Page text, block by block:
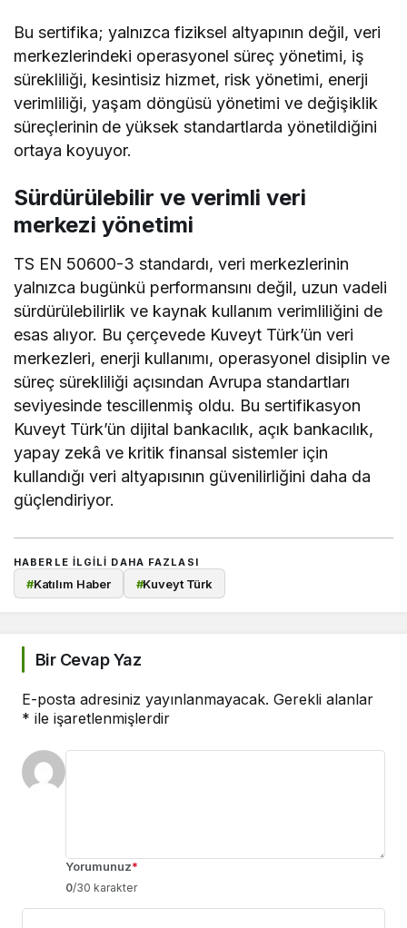
Bu sertifika; yalnızca fiziksel altyapının değil, veri
merkezlerindeki operasyonel süreç yönetimi, iş
sürekliliği, kesintisiz hizmet, risk yönetimi, enerji
verimliliği, yaşam döngüsü yönetimi ve değişiklik
süreçlerinin de yüksek standartlarda yönetildiğini
ortaya koyuyor.
Sürdürülebilir ve verimli veri
merkezi yönetimi
TS EN 50600-3 standardı, veri merkezlerinin
yalnızca bugünkü performansını değil, uzun vadeli
sürdürülebilirlik ve kaynak kullanım verimliliğini de
esas alıyor. Bu çerçevede Kuveyt Türk’ün veri
merkezleri, enerji kullanımı, operasyonel disiplin ve
süreç sürekliliği açısından Avrupa standartları
seviyesinde tescillenmiş oldu. Bu sertifikasyon
Kuveyt Türk’ün dijital bankacılık, açık bankacılık,
yapay zekâ ve kritik finansal sistemler için
kullandığı veri altyapısının güvenilirliğini daha da
güçlendiriyor.
HABERLE ILGILI DAHA FAZLASI
#Katılım Haber #Kuveyt Türk
Bir Cevap Yaz
E-posta adresiniz yayınlanmayacak. Gerekli alanlar
* ile işaretlenmişlerdir
Yorumunuz*
0/30 karakter